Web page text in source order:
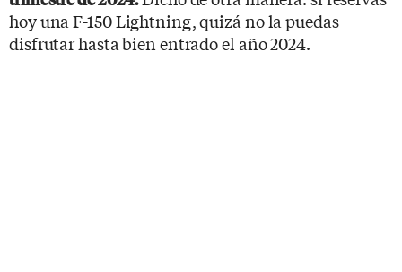
hoy una F-150 Lightning, quizá no la puedas
disfrutar hasta bien entrado el año 2024.